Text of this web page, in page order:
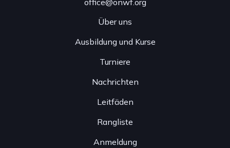
Über uns
Ausbildung und Kurse
Turniere
Nachrichten
Leitfäden
Rangliste
Anmeldung